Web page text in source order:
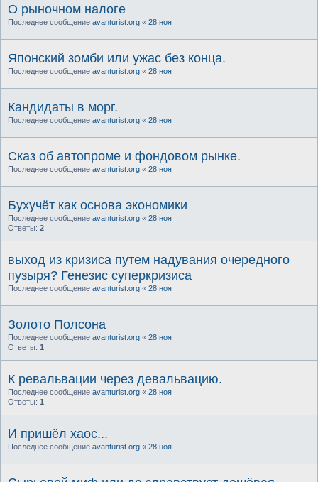
О рыночном налоге
Последнее сообщение avanturist.org « 28 ноя
Японский зомби или ужас без конца.
Последнее сообщение avanturist.org « 28 ноя
Кандидаты в морг.
Последнее сообщение avanturist.org « 28 ноя
Сказ об автопроме и фондовом рынке.
Последнее сообщение avanturist.org « 28 ноя
Бухучёт как основа экономики
Последнее сообщение avanturist.org « 28 ноя
Ответы: 2
выход из кризиса путем надувания очередного
пузыря? Генезис суперкризиса
Последнее сообщение avanturist.org « 28 ноя
Золото Полсона
Последнее сообщение avanturist.org « 28 ноя
Ответы: 1
К ревальвации через девальвацию.
Последнее сообщение avanturist.org « 28 ноя
Ответы: 1
И пришёл хаос...
Последнее сообщение avanturist.org « 28 ноя